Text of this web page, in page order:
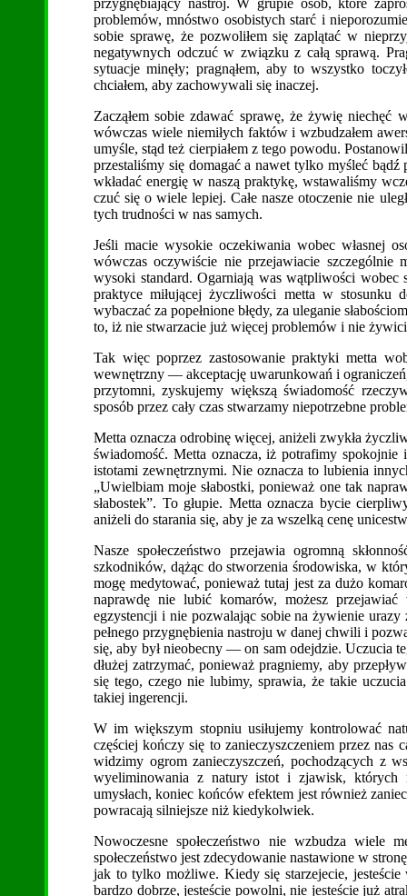
przygnębiający nastrój. W grupie osób, które
problemów, mnóstwo osobistych starć i
sobie sprawę, że pozwoliłem się zaplątać w
negatywnych odczuć w związku z całą sprawą.
sytuacje minęły; pragnąłem, aby to wszystko
chciałem, aby zachowywali się inaczej.
Zacząłem sobie zdawać sprawę, że żywię niechęć
wówczas wiele niemiłych faktów i wzbudzałem
umyśle, stąd też cierpiałem z tego powodu.
przestaliśmy się domagać a nawet tylko myśleć
wkładać energię w naszą praktykę, wstawaliśmy
czuć się o wiele lepiej. Całe nasze otoczenie nie
tych trudności w nas samych.
Jeśli macie wysokie oczekiwania wobec własnej
wówczas oczywiście nie przejawiacie szczególnie
wysoki standard. Ogarniają was wątpliwości
praktyce miłującej życzliwości metta w stosunku
wybaczać za popełnione błędy, za uleganie
to, iż nie stwarzacie już więcej problemów i nie
Tak więc poprzez zastosowanie praktyki metta
wewnętrzny — akceptację uwarunkowań i
przytomni, zyskujemy większą świadomość
sposób przez cały czas stwarzamy niepotrzebne
Metta oznacza odrobinę więcej, aniżeli zwykła
świadomość. Metta oznacza, iż potrafimy
istotami zewnętrznymi. Nie oznacza to lubienia
„Uwielbiam moje słabostki, ponieważ one tak
słabostek”. To głupie. Metta oznacza bycie
aniżeli do starania się, aby je za wszelką cenę
Nasze społeczeństwo przejawia ogromną
szkodników, dążąc do stworzenia środowiska, w
mogę medytować, ponieważ tutaj jest za dużo
naprawdę nie lubić komarów, możesz
egzystencji i nie pozwalając sobie na żywienie
pełnego przygnębienia nastroju w danej chwili i
się, aby był nieobecny — on sam odejdzie. Uczucia
dłużej zatrzymać, ponieważ pragniemy, aby
się tego, czego nie lubimy, sprawia, że takie
takiej ingerencji.
W im większym stopniu usiłujemy kontrolować
częściej kończy się to zanieczyszczeniem przez nas
widzimy ogrom zanieczyszczeń, pochodzących z
wyeliminowania z natury istot i zjawisk, których
umysłach, koniec końców efektem jest również
powracają silniejsze niż kiedykolwiek.
Nowoczesne społeczeństwo nie wzbudza wiele
społeczeństwo jest zdecydowanie nastawione w
jak to tylko możliwe. Kiedy się starzejecie,
bardzo dobrze, jesteście powolni, nie jesteście już